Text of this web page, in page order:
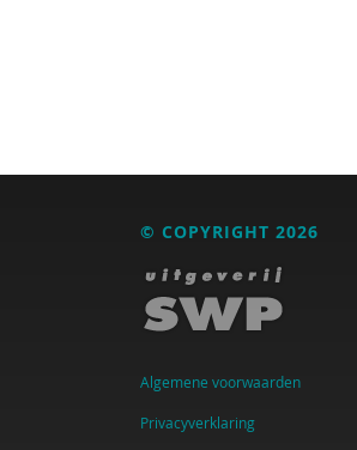
© COPYRIGHT 2026
Algemene voorwaarden
Privacyverklaring